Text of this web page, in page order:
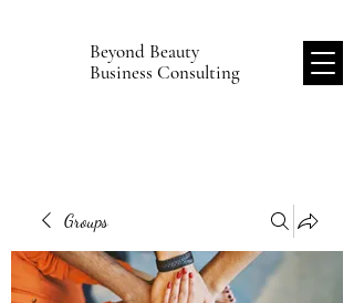
Beyond Beauty
Business Consulting
Groups